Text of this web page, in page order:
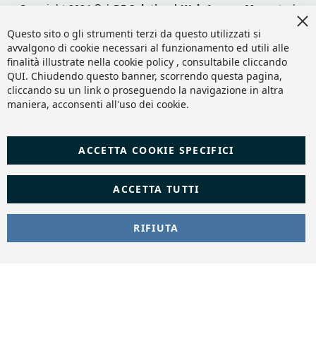
Copyright 2024 © | DF Solution | Web Agency Magento
|
Questo sito o gli strumenti terzi da questo utilizzati si
avvalgono di cookie necessari al funzionamento ed utili alle
finalità illustrate nella cookie policy , consultabile cliccando
QUI. Chiudendo questo banner, scorrendo questa pagina,
cliccando su un link o proseguendo la navigazione in altra
maniera, acconsenti all'uso dei cookie.
ACCETTA TUTTI
ACCETTA COOKIE SPECIFICI
RIFIUTA